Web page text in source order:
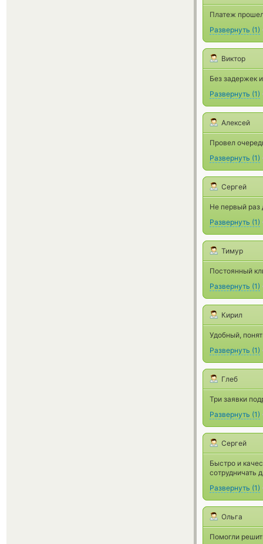
Платеж
Развернуть (1)
Виктор
Без задержек
Развернуть (1)
Алексей
Провел
Развернуть (1)
Сергей
Не первый раз
Развернуть (1)
Тимур
Постоянный
Развернуть (1)
Кирил
Удобный,
Развернуть (1)
Глеб
Три заявки
Развернуть (1)
Сергей
Быстро и
сотрудничать
Развернуть (1)
Ольга
Помогли